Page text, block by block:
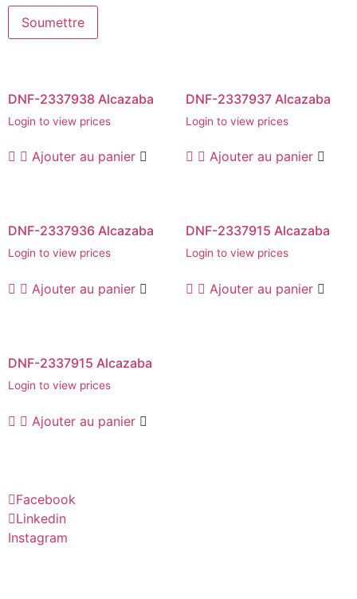
DNF-2337938 Alcazaba
Login to view prices
Ajouter au panier
DNF-2337937 Alcazaba
Login to view prices
Ajouter au panier
DNF-2337936 Alcazaba
Login to view prices
Ajouter au panier
DNF-2337915 Alcazaba
Login to view prices
Ajouter au panier
DNF-2337915 Alcazaba
Login to view prices
Ajouter au panier
Facebook
Linkedin
Instagram